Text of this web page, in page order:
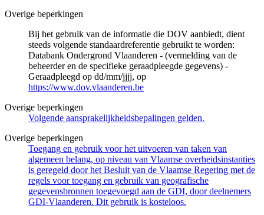
Overige beperkingen
Bij het gebruik van de informatie die DOV aanbiedt, dient
steeds volgende standaardreferentie gebruikt te worden:
Databank Ondergrond Vlaanderen - (vermelding van de
beheerder en de specifieke geraadpleegde gegevens) -
Geraadpleegd op dd/mm/jjjj, op
https://www.dov.vlaanderen.be
Overige beperkingen
Volgende aansprakelijkheidsbepalingen gelden.
Overige beperkingen
Toegang en gebruik voor het uitvoeren van taken van
algemeen belang, op niveau van Vlaamse overheidsinstanties
is geregeld door het Besluit van de Vlaamse Regering met de
regels voor toegang en gebruik van geografische
gegevensbronnen toegevoegd aan de GDI, door deelnemers
GDI-Vlaanderen. Dit gebruik is kosteloos.